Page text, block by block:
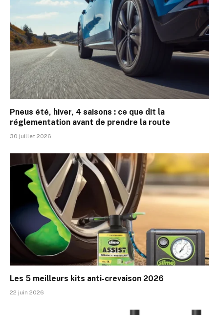
Pneus été, hiver, 4 saisons : ce que dit la
réglementation avant de prendre la route
30 juillet 2026
Les 5 meilleurs kits anti-crevaison 2026
22 juin 2026